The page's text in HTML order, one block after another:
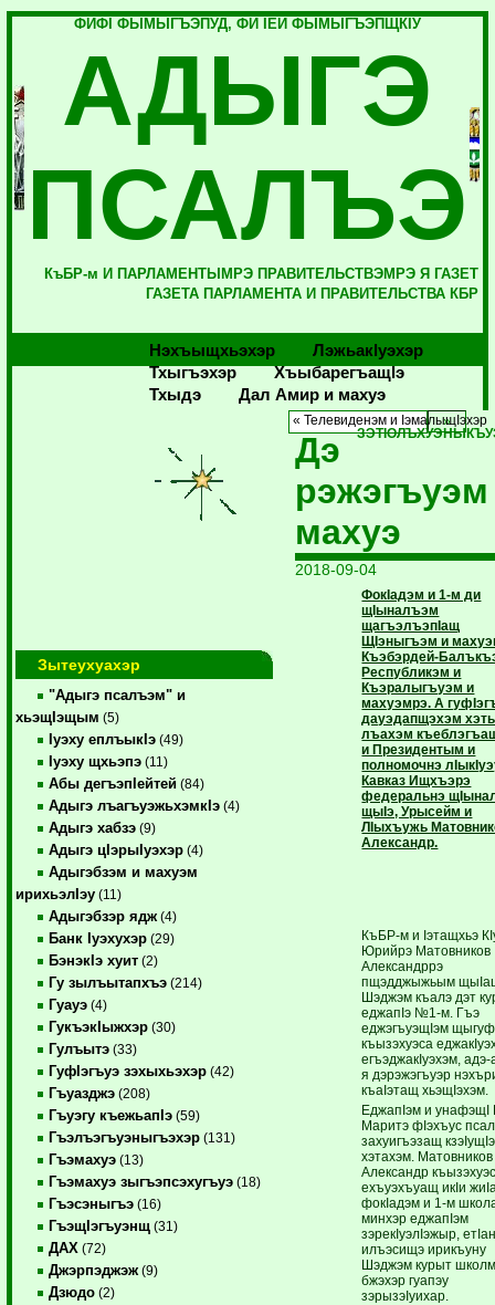
ФИФI ФЫМЫГЪЭПУД, ФИ IЕЙ ФЫМЫГЪЭПЩКIУ
АДЫГЭ
ПСАЛЪЭ
КъБР-м И ПАРЛАМЕНТЫМРЭ ПРАВИТЕЛЬСТВЭМРЭ Я ГАЗЕТ
ГАЗЕТА ПАРЛАМЕНТА И ПРАВИТЕЛЬСТВА КБР
Нэхъыщхьэхэр
Лэжьакlуэхэр
Тхыгъэхэр
Хъыбарегъащlэ
Тхыдэ
Дал Амир и махуэ
Зытеухуахэр
"Адыгэ псалъэм" и
хьэщIэщым (5)
Iуэху еплъыкIэ (49)
Iуэху щхьэпэ (11)
Абы дегъэпIейтей (84)
Адыгэ лъагъуэжьхэмкIэ (4)
Адыгэ хабзэ (9)
Адыгэ цIэрыIуэхэр (4)
Адыгэбзэм и махуэм
ирихьэлIэу (11)
Адыгэбзэр ядж (4)
Банк Iуэхухэр (29)
БэнэкIэ хуит (2)
Гу зылъытапхъэ (214)
Гуауэ (4)
ГукъэкIыжхэр (30)
Гулъытэ (33)
ГуфIэгъуэ зэхыхьэхэр (42)
Гъуазджэ (208)
Гъуэгу къежьапIэ (59)
Гъэлъэгъуэныгъэхэр (131)
Гъэмахуэ (13)
Гъэмахуэ зыгъэпсэхугъуэ (18)
Гъэсэныгъэ (16)
ГъэщIэгъуэнщ (31)
ДАХ (72)
Джэрпэджэж (9)
Дзюдо (2)
« Телевиденэм и IэмалыщIэхэр
Дэ
махуэ
2018-09-04
ФокIадэм и 1-м ди
щIыналъэм
щагъэлъэпIащ
ЩIэныгъэм и
Къэбэрдей-
Республикэм и
Къэралыгъуэм и
махуэмрэ. А
дауэдапщэхэм
лъахэм
и Президентым и
полномочнэ
Кавказ Ищхъэрэ
федеральнэ
щыIэ, Урысейм и
ЛIыхъужь
Александр.
КъБР-м и Iэтащхьэ
Юрийрэ Матовников
Александррэ
пщэдджыжьым
Шэджэм къалэ дэт
еджапIэ №1-м. Гъэ
еджэгъуэщIэм
къызэхуэса
егъэджакIуэхэм,
я дэрэжэгъуэр
къаIэтащ хьэщIэхэм.
ЕджапIэм и унафэщI
Маритэ фIэхъус
захуигъэзащ
хэтахэм. Матовников
Александр
ехъуэхъуащ икIи
фокIадэм и 1-м
минхэр еджапIэм
зэрекIуэлIэжыр,
илъэсищэ ирикъуну
Шэджэм курыт
бжэхэр гуапэу
зэрызэIуихар.